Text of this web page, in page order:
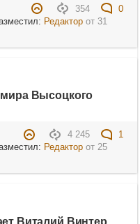
354
0
Редакторот 31
Высоцкого
4 245
1
Редакторот 25
Виталий Винтер